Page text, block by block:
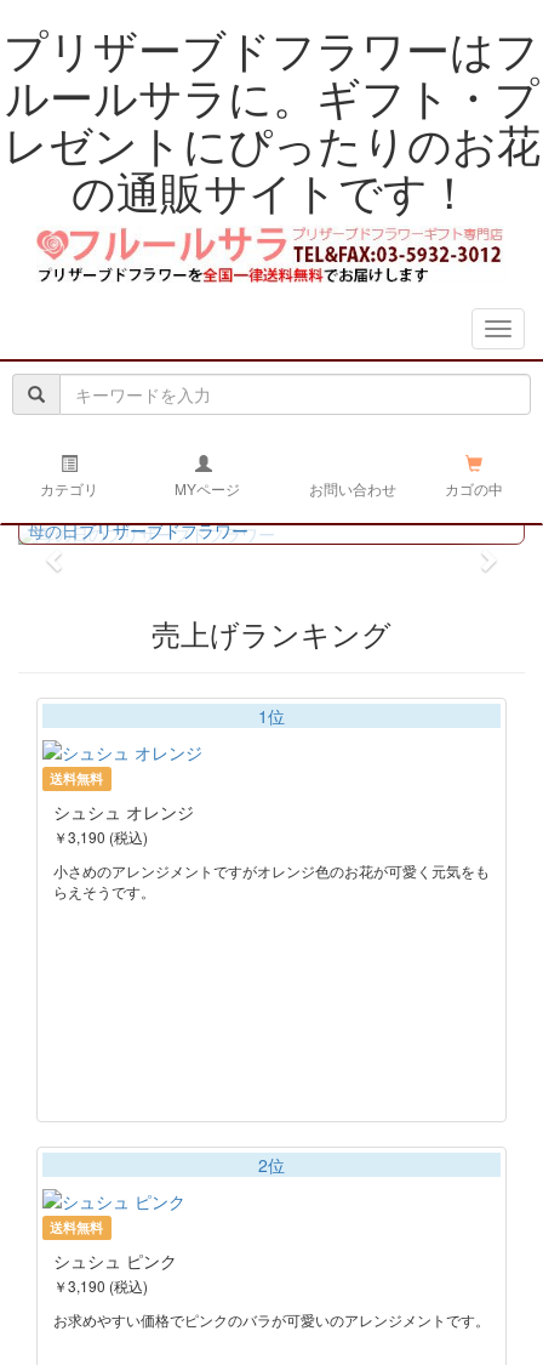
プリザーブドフラワーはフ
ルールサラに。ギフト・プ
レゼントにぴったりのお花
の通販サイトです！
カテゴリ MYページ お問い合わせ カゴの中
母の日プリザーブドフラワー
Previous Next
売上げランキング
1位
送料無料
シュシュ オレンジ
￥3,190 (税込)
小さめのアレンジメントですがオレンジ色のお花が可愛く元気をも
らえそうです。
2位
送料無料
シュシュ ピンク
￥3,190 (税込)
お求めやすい価格でピンクのバラが可愛いのアレンジメントです。